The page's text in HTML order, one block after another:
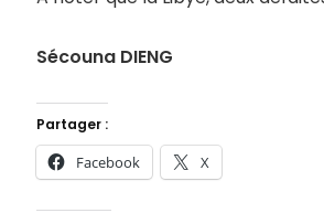
Sécouna DIENG
Partager :
Facebook X